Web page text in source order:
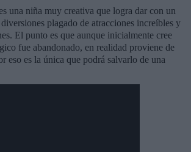
una niña muy creativa que logra dar con un
plagado de atracciones increíbles y
El punto es que aunque inicialmente cree
fue abandonado, en realidad proviene de
eso es la única que podrá salvarlo de una